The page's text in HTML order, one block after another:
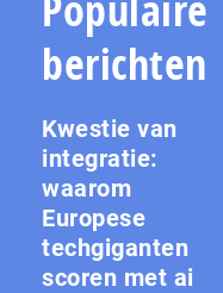
berichten
Kwestie van
integratie:
waarom
Europese
techgiganten
scoren met ai